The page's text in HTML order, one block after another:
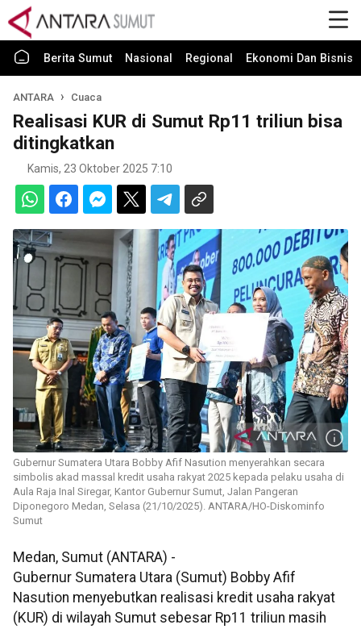
Berita Sumut Nasional Regional Ekonomi Dan Bisnis
ANTARA Cuaca
Realisasi KUR di Sumut Rp11 triliun bisa
ditingkatkan
Kamis, 23 Oktober 2025 7:10
Gubernur Sumatera Utara Bobby Afif Nasution menyerahkan secara
simbolis akad massal kredit usaha rakyat 2025 kepada pelaku usaha di
Aula Raja Inal Siregar, Kantor Gubernur Sumut, Jalan Pangeran
Diponegoro Medan, Selasa (21/10/2025). ANTARA/HO-Diskominfo
Sumut
Medan, Sumut (ANTARA) -
Gubernur Sumatera Utara (Sumut) Bobby Afif
Nasution menyebutkan realisasi kredit usaha rakyat
(KUR) di wilayah Sumut sebesar Rp11 triliun masih